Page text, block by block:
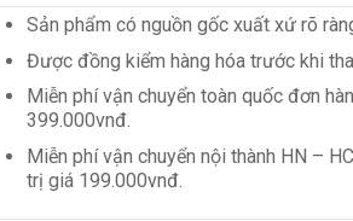
Sản phẩm có nguồn gốc xuất xứ rõ
Được đồng kiểm hàng hóa trước khi
Miễn phí vận chuyển toàn quốc đơn
399.000vnđ.
Miễn phí vận chuyển nội thành HN –
trị giá 199.000vnđ.